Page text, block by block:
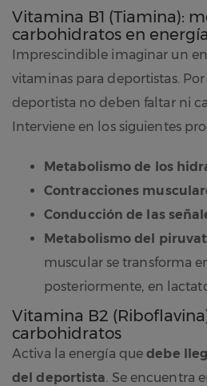
Vitamina B1 (Tiamina):
carbohidratos en energía
Imprescindible imaginar un
vitaminas para deportistas. Por
deportista no deben faltar ni
Interviene en los siguientes
Metabolismo de los
Contracciones
Conducción de las
Metabolismo del
muscular se transforma
posteriormente, en
Vitamina B2
carbohidratos
Activa la energía quedebe
del deportista . Se encuentra